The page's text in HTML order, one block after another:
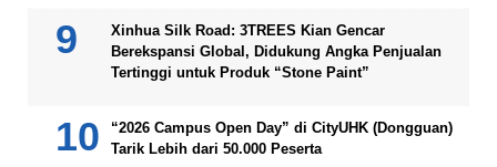
Xinhua Silk Road: 3TREES Kian Gencar
Berekspansi Global, Didukung Angka Penjualan
Tertinggi untuk Produk “Stone Paint”
“2026 Campus Open Day” di CityUHK (Dongguan)
Tarik Lebih dari 50.000 Peserta